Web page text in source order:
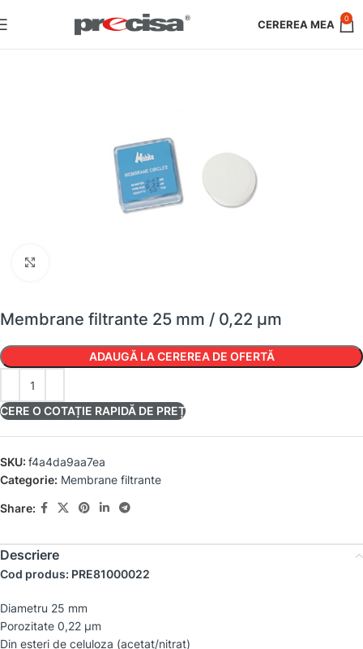
0
Membrane filtrante 25 mm / 0,22 µm
ADAUGĂ LA CEREREA DE OFERTĂ
CERE O COTAȚIE RAPIDĂ DE PREȚ
SKU: f4a4da9aa7ea
Categorie: Membrane filtrante
Share:
Descriere
Cod produs: PRE81000022
Diametru 25 mm
Porozitate 0,22 µm
Din esteri de celuloza (acetat/nitrat)